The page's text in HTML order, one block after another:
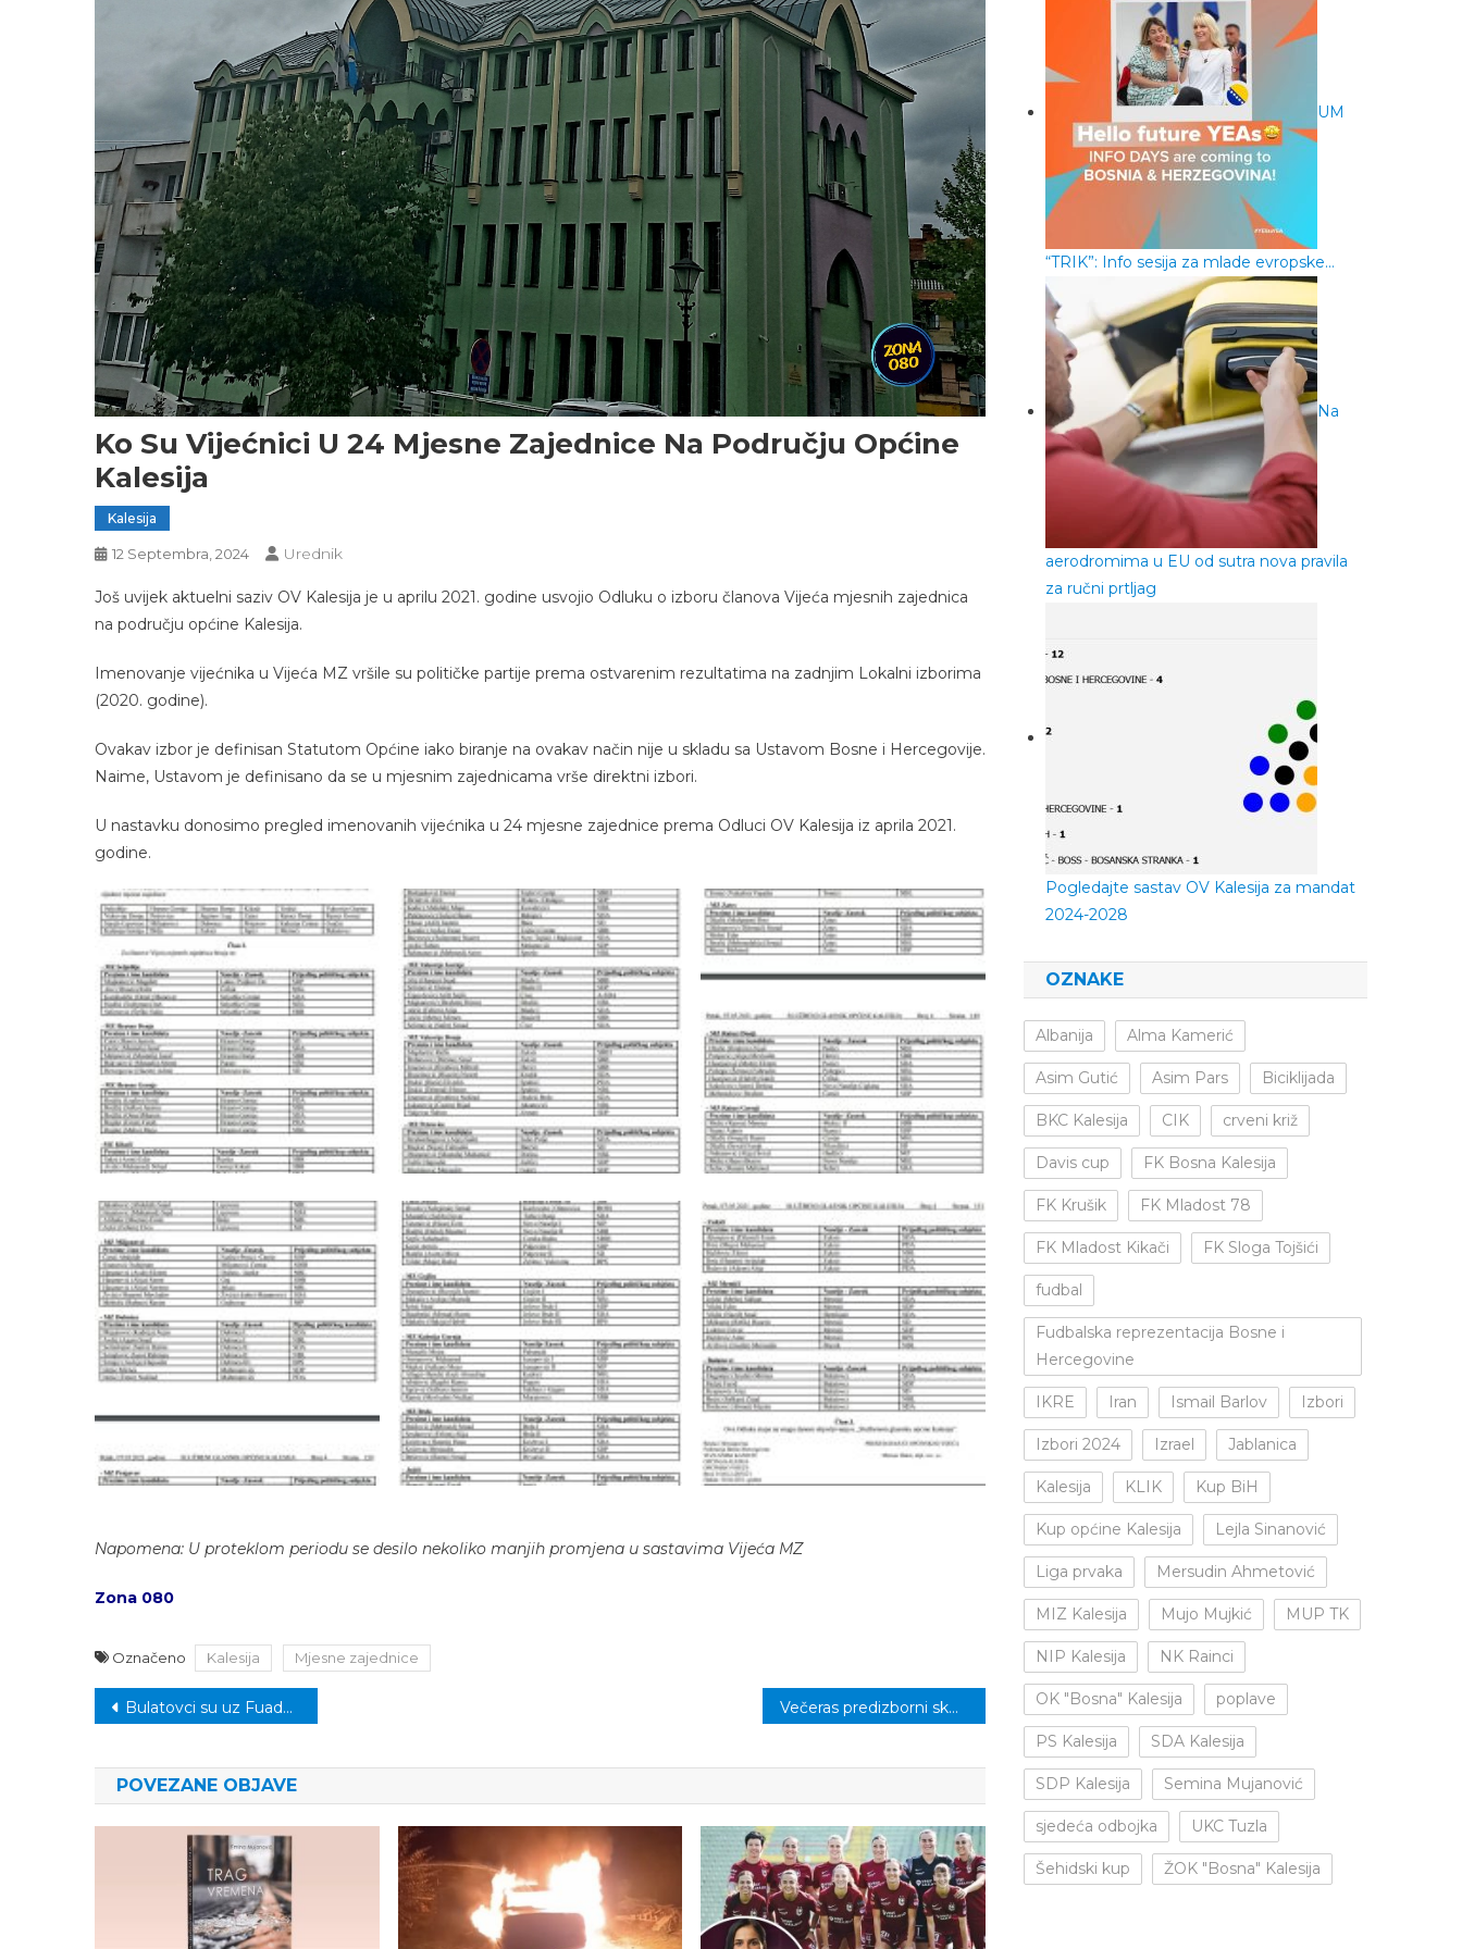
Ko Su Vijećnici U 24 Mjesne Zajednice Na Području Općine
Kalesija
Kalesija
12 Septembra, 2024 Urednik
Još uvijek aktuelni saziv OV Kalesija je u aprilu 2021. godine usvojio Odluku o izboru članova Vijeća mjesnih zajednica
na području općine Kalesija.
Imenovanje vijećnika u Vijeća MZ vršile su političke partije prema ostvarenim rezultatima na zadnjim Lokalni izborima
(2020. godine).
Ovakav izbor je definisan Statutom Općine iako biranje na ovakav način nije u skladu sa Ustavom Bosne i Hercegovije.
Naime, Ustavom je definisano da se u mjesnim zajednicama vrše direktni izbori.
U nastavku donosimo pregled imenovanih vijećnika u 24 mjesne zajednice prema Odluci OV Kalesija iz aprila 2021.
godine.
Napomena: U proteklom periodu se desilo nekoliko manjih promjena u sastavima Vijeća MZ
Zona 080
Označeno Kalesija Mjesne zajednice
Navigacija
Bulatovci su uz Fuada Hasanovića i SDP Večeras predizborni skup SDP-a na Brdima
POVEZANE OBJAVE
UM
“TRIK”: Info sesija za mlade evropske…
Na
aerodromima u EU od sutra nova pravila
za ručni prtljag
Pogledajte sastav OV Kalesija za mandat
2024-2028
OZNAKE
Albanija Alma Kamerić
Asim Gutić Asim Pars Biciklijada
BKC Kalesija CIK crveni križ
Davis cup FK Bosna Kalesija
FK Krušik FK Mladost 78
FK Mladost Kikači FK Sloga Tojšići
fudbal
Fudbalska reprezentacija Bosne i
Hercegovine
IKRE Iran Ismail Barlov Izbori
Izbori 2024 Izrael Jablanica
Kalesija KLIK Kup BiH
Kup općine Kalesija Lejla Sinanović
Liga prvaka Mersudin Ahmetović
MIZ Kalesija Mujo Mujkić MUP TK
NIP Kalesija NK Rainci
OK "Bosna" Kalesija poplave
PS Kalesija SDA Kalesija
SDP Kalesija Semina Mujanović
sjedeća odbojka UKC Tuzla
Šehidski kup ŽOK "Bosna" Kalesija